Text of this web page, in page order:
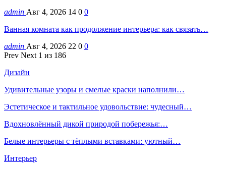
admin Авг 4, 2026 14 0 0
Ванная комната как продолжение интерьера: как связать…
admin Авг 4, 2026 22 0 0
Prev Next 1 из 186
Дизайн
Удивительные узоры и смелые краски наполнили…
Эстетическое и тактильное удовольствие: чудесный…
Вдохновлённый дикой природой побережья:…
Белые интерьеры с тёплыми вставками: уютный…
Интерьер